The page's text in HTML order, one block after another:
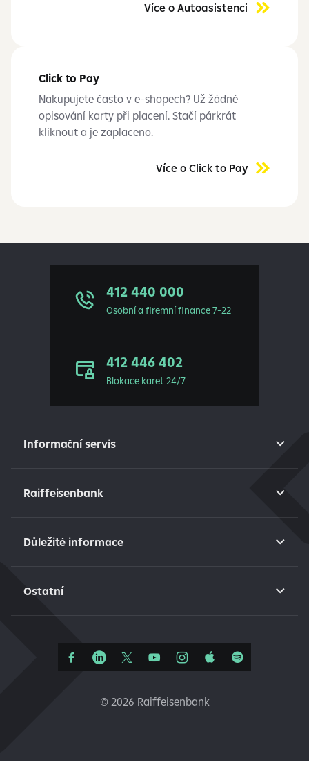
Více o Autoasistenci
Click to Pay
Nakupujete často v e-shopech? Už žádné
opisování karty při placení. Stačí párkrát
kliknout a je zaplaceno.
Více o Click to Pay
412 440 000
Osobní a firemní finance 7-22
412 446 402
Blokace karet 24/7
Informační servis
Raiffeisenbank
Důležité informace
Ostatní
© 2026 Raiffeisenbank